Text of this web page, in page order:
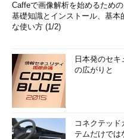
また、多くのクラウドプラ
ラウドからデータを外に出す
トフォームへの移行がコスト
覚えておいてください。
2017年1月現在、Cloudera
でビッグデータ基盤を稼働
上の問題からクラウドからオ
在します。自社のビッグデー
Caffeで画像解析を始めるための
基礎知識とインストール、基本
な使い方 (1/2)
日本発のセ
の広がりと
コネクテッ
テムだけでは